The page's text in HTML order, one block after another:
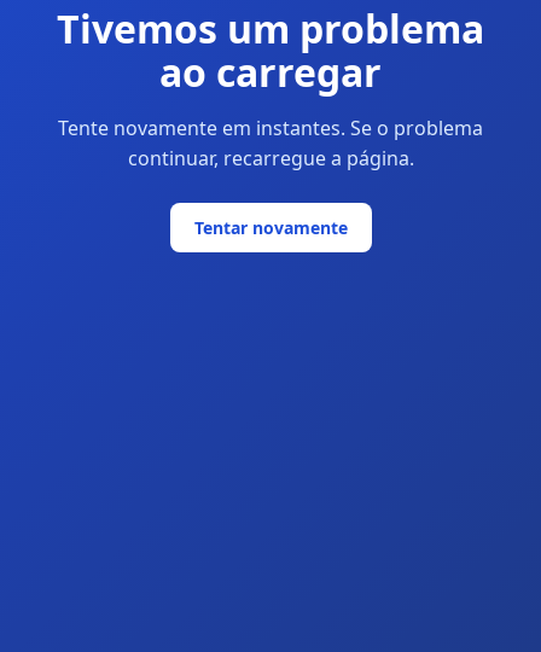
Tivemos um problema
ao carregar
Tente novamente em instantes. Se o problema
continuar, recarregue a página.
Tentar novamente